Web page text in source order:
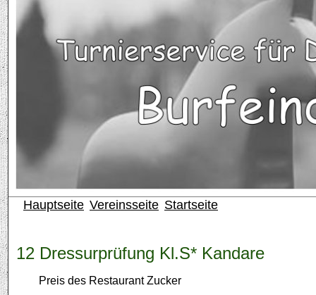
Hauptseite Vereinsseite Startseite
12 Dressurprüfung Kl.S* Kandare
Preis des Restaurant Zucker